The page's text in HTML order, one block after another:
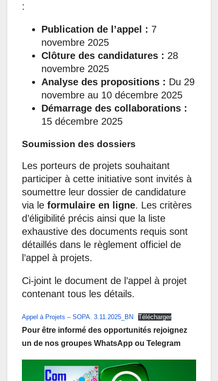
:
Publication de l’appel : 7
novembre 2025
Clôture des candidatures : 28
novembre 2025
Analyse des propositions : Du 29
novembre au 10 décembre 2025
Démarrage des collaborations :
15 décembre 2025
Soumission des dossiers
Les porteurs de projets souhaitant
participer à cette initiative sont invités à
soumettre leur dossier de candidature
via le formulaire en ligne. Les critères
d’éligibilité précis ainsi que la liste
exhaustive des documents requis sont
détaillés dans le règlement officiel de
l’appel à projets.
Ci-joint le document de l’appel à projet
contenant tous les détails.
Appel à Projets – SOPA. 3.11.2025_BN Télécharger
Pour être informé des opportunités rejoignez
un de nos groupes WhatsApp ou Telegram